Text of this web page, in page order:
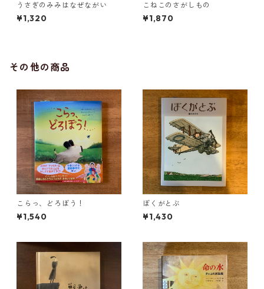
うさぎのみみはなぜながい
¥1,320
こねこのさがしもの
¥1,870
その他の商品
こらっ、どろぼう！
¥1,540
ぼくがとぶ
¥1,430